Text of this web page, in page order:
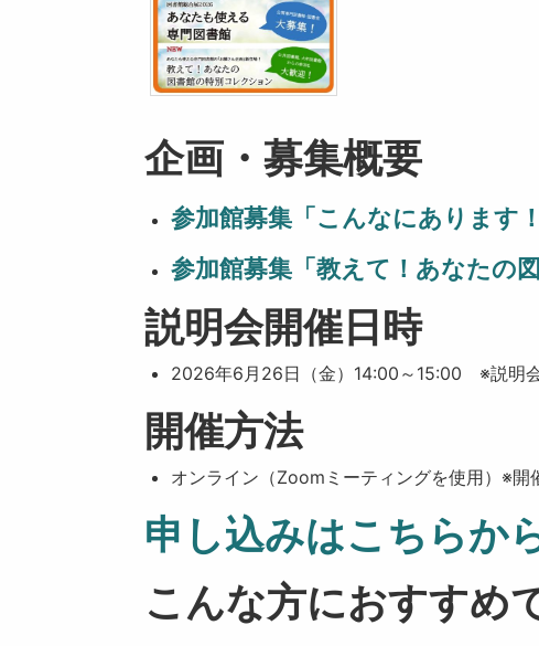
企画・募集概要
参加館募集「こんなにあります
参加館募集「教えて！あなたの
説明会開催日時
2026年6月26日（金）14:00～15:00 ※説明会
開催方法
オンライン（Zoomミーティングを使用）※開
申し込みはこちらか
こんな方におすすめ